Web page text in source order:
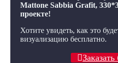
Mattone Sabbia Grafit,
проекте!
Хотите увидеть, как это
визуализацию бесплатно.